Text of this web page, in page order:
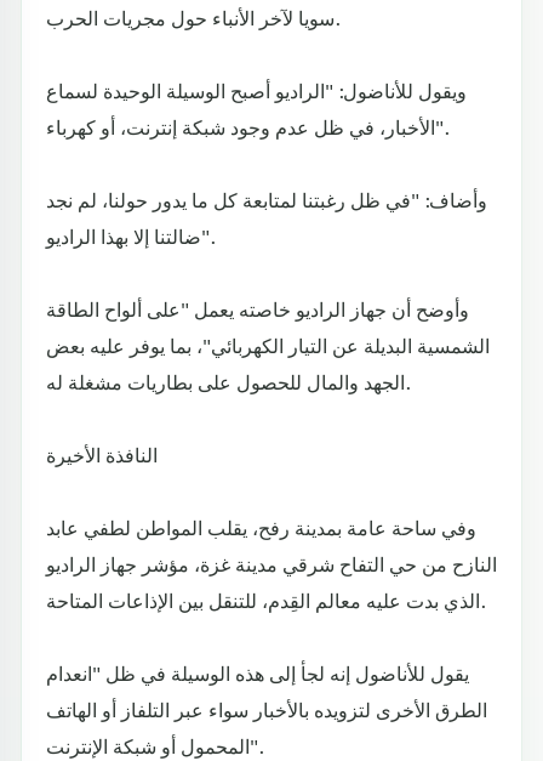
سويا لآخر الأنباء حول مجريات الحرب.
ويقول للأناضول: "الراديو أصبح الوسيلة الوحيدة لسماع
الأخبار، في ظل عدم وجود شبكة إنترنت، أو كهرباء".
وأضاف: "في ظل رغبتنا لمتابعة كل ما يدور حولنا، لم نجد
ضالتنا إلا بهذا الراديو".
وأوضح أن جهاز الراديو خاصته يعمل "على ألواح الطاقة
الشمسية البديلة عن التيار الكهربائي"، بما يوفر عليه بعض
الجهد والمال للحصول على بطاريات مشغلة له.
النافذة الأخيرة
وفي ساحة عامة بمدينة رفح، يقلب المواطن لطفي عابد
النازح من حي التفاح شرقي مدينة غزة، مؤشر جهاز الراديو
الذي بدت عليه معالم القِدم، للتنقل بين الإذاعات المتاحة.
يقول للأناضول إنه لجأ إلى هذه الوسيلة في ظل "انعدام
الطرق الأخرى لتزويده بالأخبار سواء عبر التلفاز أو الهاتف
المحمول أو شبكة الإنترنت".